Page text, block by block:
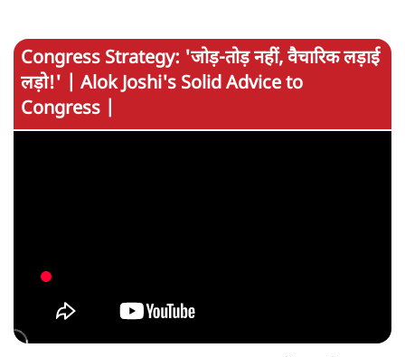
Congress Strategy: 'जोड़-तोड़ नहीं, वैचारिक लड़ाई
लड़ो!' | Alok Joshi's Solid Advice to
Congress |